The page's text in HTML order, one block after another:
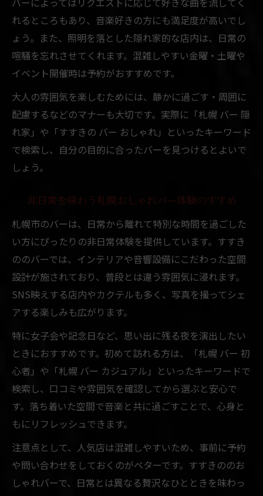
カジュアル派も満足の北海道おしゃれ音楽
バー
札幌で気軽に楽しめるカジュアルなバー体
験
北海道で音楽とおしゃれを味わうバーの選
すすきののカジュアルバーで過ごす夜の魅
力
初めてでも安心なすすきのおしゃれバー活用法
初めてでも入りやすいすすきのバーの特徴
初心者が安心して楽しめる札幌おしゃれバ
ー
すすきので初めてのバー体験を快適にする
コツ
札幌おしゃれバー初心者におすすめの選び
方
すすきのおしゃれバーでの過ごし方ガイド
れるところもあり、音楽好きの方にも満足度が高いでし
ょう。また、照明を落とした隠れ家的な店内は、日常の
喧騒を忘れさせてくれます。混雑しやすい金曜・土曜や
イベント開催時は予約がおすすめです。
大人の雰囲気を楽しむためには、静かに過ごす・周囲に
配慮するなどのマナーも大切です。実際に「札幌 バー 隠
れ家」や「すすきの バー おしゃれ」といったキーワード
で検索し、自分の目的に合ったバーを見つけるとよいで
しょう。
非日常を味わう札幌おしゃれバー体験のすすめ
札幌市のバーは、日常から離れて特別な時間を過ごした
い方にぴったりの非日常体験を提供しています。すすき
ののバーでは、インテリアや音響設備にこだわった空間
設計が施されており、普段とは違う雰囲気に浸れます。
SNS映えする店内やカクテルも多く、写真を撮ってシェ
アする楽しみも広がります。
特に女子会や記念日など、思い出に残る夜を演出したい
ときにおすすめです。初めて訪れる方は、「札幌 バー 初
心者」や「札幌 バー カジュアル」といったキーワードで
検索し、口コミや雰囲気を確認してから選ぶと安心で
す。落ち着いた空間で音楽と共に過ごすことで、心身と
もにリフレッシュできます。
注意点として、人気店は混雑しやすいため、事前に予約
や問い合わせをしておくのがベターです。すすきののお
しゃれバーで、日常とは異なる贅沢なひとときを味わっ